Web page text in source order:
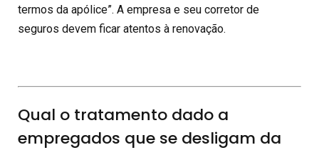
termos da apólice”. A empresa e seu corretor de
seguros devem ficar atentos à renovação.
Qual o tratamento dado a
empregados que se desligam da